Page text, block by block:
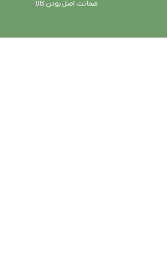
ضمانت اصل بودن کالا